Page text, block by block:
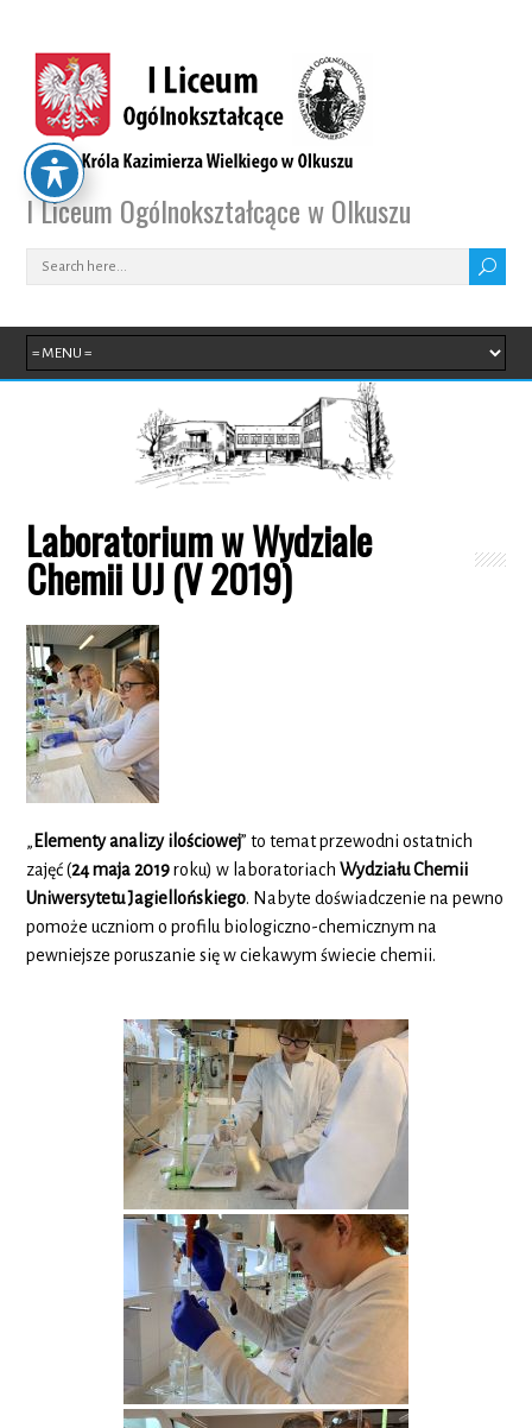
I Liceum Ogólnokształcące w Olkuszu
Laboratorium w Wydziale
Chemii UJ (V 2019)
„Elementy analizy ilościowej” to temat przewodni ostatnich
zajęć (24 maja 2019roku) w laboratoriachWydziału Chemii
Uniwersytetu Jagiellońskiego. Nabyte doświadczenie na pewno
pomoże uczniom o profilu biologiczno-chemicznym na
pewniejsze poruszanie się w ciekawym świecie chemii.